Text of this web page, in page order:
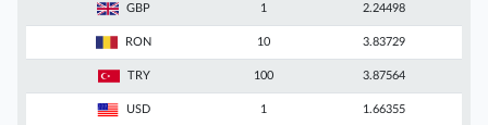
GBP 1 2.24498
RON 10 3.83729
TRY 100 3.87564
USD 1 1.66355